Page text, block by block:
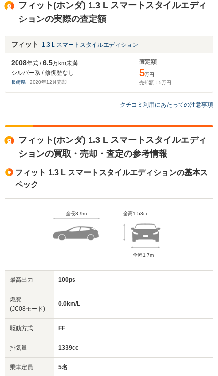
フィット(ホンダ) 1.3 L スマートスタイルエディ
ションの実際の査定額
フィット 1.3 L スマートスタイルエディション
2008年式 /6.5万km未満
シルバー系 / 修復歴なし
長崎県 2020年12 月売却
査定額
5万円
売却額： 5万円
クチコミ利用にあたっての注意事項
フィット(ホンダ) 1.3 L スマートスタイルエディ
ションの買取・売却・査定の参考情報
フィット 1.3 L スマートスタイルエディションの基本ス
ペック
全長3.9m 全高1.53m
全幅1.7m
最高出力 100ps
燃費
(JC08モード)
0.0km/L
駆動方式 FF
排気量 1339cc
乗車定員 5名